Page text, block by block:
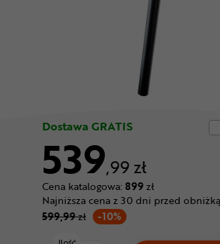
Dostawa GRATIS
539,99 zł
Cena katalogowa: 899zł
-10%
Najniższa cena z 30 dni przed obniżką
599,99zł